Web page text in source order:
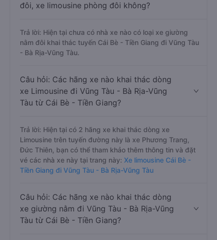
đôi, xe limousine phòng đôi không?
Trả lời: Hiện tại chưa có nhà xe nào có loại xe giường
nằm đôi khai thác tuyến Cái Bè - Tiền Giang đi Vũng Tàu
- Bà Rịa-Vũng Tàu.
Câu hỏi: Các hãng xe nào khai thác dòng
xe Limousine đi Vũng Tàu - Bà Rịa-Vũng
Tàu từ Cái Bè - Tiền Giang?
Trả lời: Hiện tại có 2 hãng xe khai thác dòng xe
Limousine trên tuyến đường này là xe Phương Trang,
Đức Thiên, bạn có thể tham khảo thêm thông tin và đặt
vé các nhà xe này tại trang này: Xe limousine Cái Bè -
Tiền Giang đi Vũng Tàu - Bà Rịa-Vũng Tàu
Câu hỏi: Các hãng xe nào khai thác dòng
xe giường nằm đi Vũng Tàu - Bà Rịa-Vũng
Tàu từ Cái Bè - Tiền Giang?